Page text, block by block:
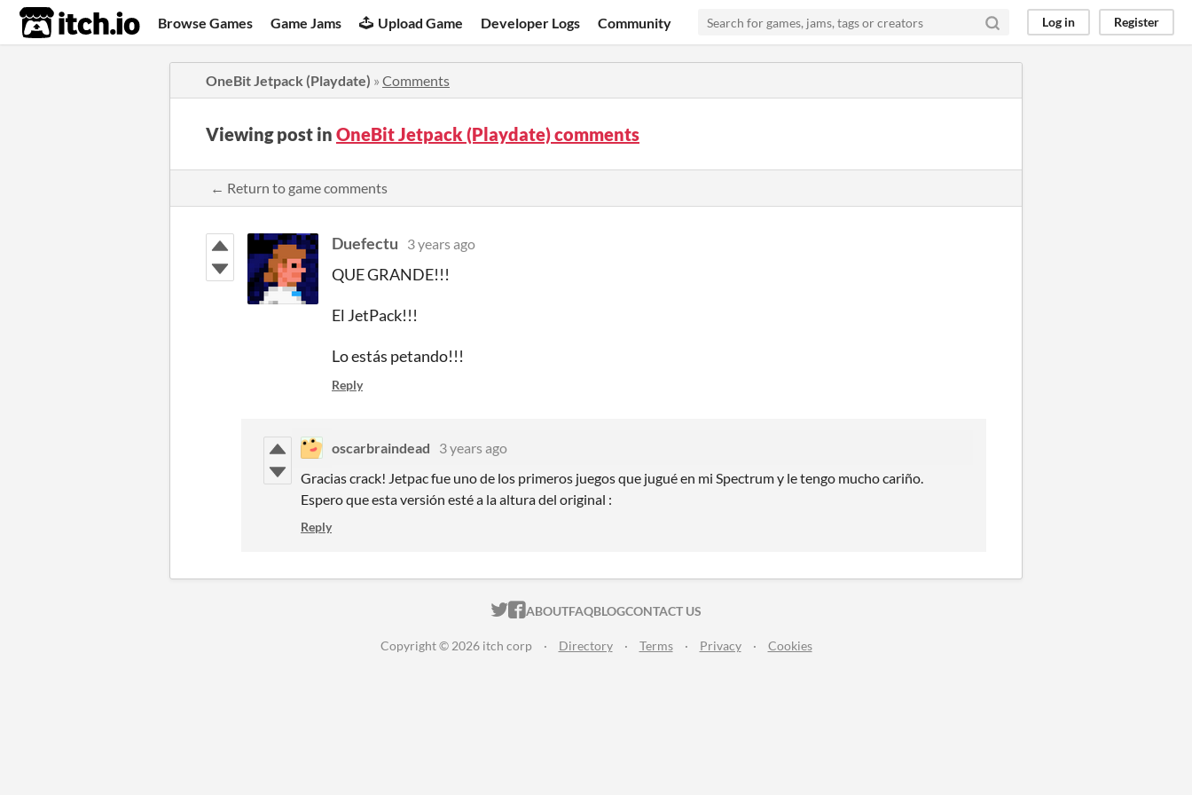
itch.io Browse Games Game Jams Upload Game Developer Logs Community Log in Register
OneBit Jetpack (Playdate) » Comments
Viewing post in OneBit Jetpack (Playdate) comments
← Return to game comments
Duefectu 3 years ago
QUE GRANDE!!!
El JetPack!!!
Lo estás petando!!!
Reply
oscarbraindead
3 years ago
Gracias crack! Jetpac fue uno de los primeros juegos que jugué en mi Spectrum y le tengo mucho cariño.
Espero que esta versión esté a la altura del original :
Reply
ITCH.IO ON TWITTER
ITCH.IO ON FACEBOOK
ABOUTFAQBLOGCONTACT US
Copyright © 2026 itch corp · Directory · Terms · Privacy · Cookies